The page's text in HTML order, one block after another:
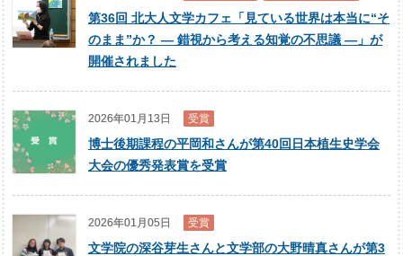
第36回 北大人文学カフェ「見ている世界は本当に“そ
のまま”か？ ― 錯視から考える知覚の不思議 ―」が
開催されました
2026年01月13日 受賞
博士後期課程の平岡和さんが第40回日本植生史学会
大会の優秀発表賞を受賞
2026年01月05日 受賞
文学院の深谷芽生さんと文学部の大野晴真さんが第3